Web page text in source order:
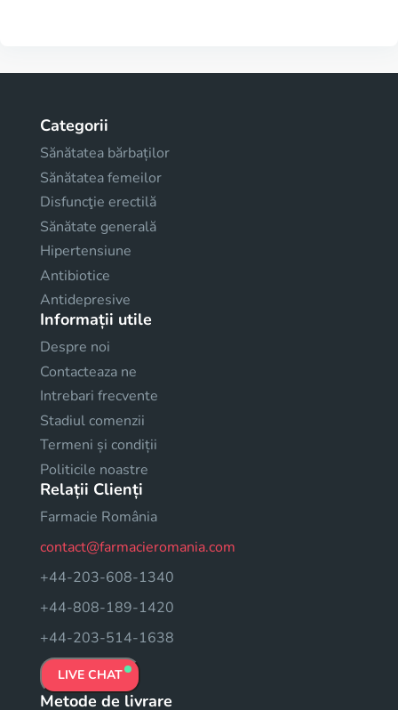
Categorii
Sănătatea bărbaților
Sănătatea femeilor
Disfuncţie erectilă
Sănătate generală
Hipertensiune
Antibiotice
Antidepresive
Informații utile
Despre noi
Contacteaza ne
Intrebari frecvente
Stadiul comenzii
Termeni și condiții
Politicile noastre
Relații Clienți
Farmacie România
contact@farmacieromania.com
+44-203-608-1340
+44-808-189-1420
+44-203-514-1638
LIVE CHAT
Metode de livrare